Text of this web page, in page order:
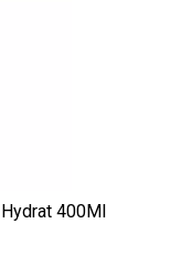
400Ml